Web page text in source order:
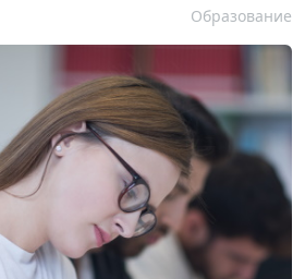
Образование